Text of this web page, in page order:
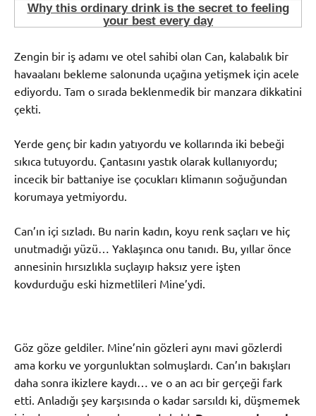
Zengin bir iş adamı ve otel sahibi olan Can, kalabalık bir
havaalanı bekleme salonunda uçağına yetişmek için acele
ediyordu. Tam o sırada beklenmedik bir manzara dikkatini
çekti.
Yerde genç bir kadın yatıyordu ve kollarında iki bebeği
sıkıca tutuyordu. Çantasını yastık olarak kullanıyordu;
incecik bir battaniye ise çocukları klimanın soğuğundan
korumaya yetmiyordu.
Can’ın içi sızladı. Bu narin kadın, koyu renk saçları ve hiç
unutmadığı yüzü… Yaklaşınca onu tanıdı. Bu, yıllar önce
annesinin hırsızlıkla suçlayıp haksız yere işten
kovdurduğu eski hizmetlileri Mine’ydi.
Göz göze geldiler. Mine’nin gözleri aynı mavi gözlerdi
ama korku ve yorgunluktan solmuşlardı. Can’ın bakışları
daha sonra ikizlere kaydı… ve o an acı bir gerçeği fark
etti. Anladığı şey karşısında o kadar sarsıldı ki, düşmemek